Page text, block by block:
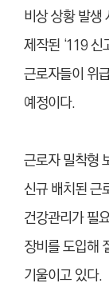
비상 상황 발생
제작된 ‘119 신
근로자들이 위
예정이다.
근로자 밀착형
신규 배치된 근
건강관리가 필
장비를 도입해
기울이고 있다.